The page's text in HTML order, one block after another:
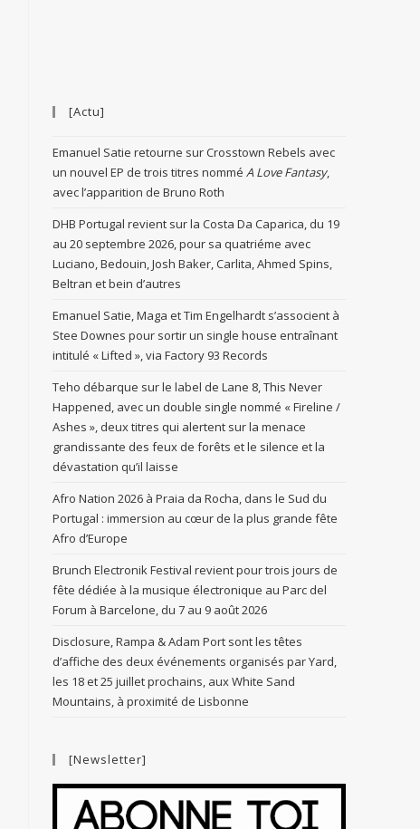
[Actu]
Emanuel Satie retourne sur Crosstown Rebels avec
un nouvel EP de trois titres nommé A Love Fantasy,
avec l’apparition de Bruno Roth
DHB Portugal revient sur la Costa Da Caparica, du 19
au 20 septembre 2026, pour sa quatriéme avec
Luciano, Bedouin, Josh Baker, Carlita, Ahmed Spins,
Beltran et bein d’autres
Emanuel Satie, Maga et Tim Engelhardt s’associent à
Stee Downes pour sortir un single house entraînant
intitulé « Lifted », via Factory 93 Records
Teho débarque sur le label de Lane 8, This Never
Happened, avec un double single nommé « Fireline /
Ashes », deux titres qui alertent sur la menace
grandissante des feux de forêts et le silence et la
dévastation qu’il laisse
Afro Nation 2026 à Praia da Rocha, dans le Sud du
Portugal : immersion au cœur de la plus grande fête
Afro d’Europe
Brunch Electronik Festival revient pour trois jours de
fête dédiée à la musique électronique au Parc del
Forum à Barcelone, du 7 au 9 août 2026
Disclosure, Rampa & Adam Port sont les têtes
d’affiche des deux événements organisés par Yard,
les 18 et 25 juillet prochains, aux White Sand
Mountains, à proximité de Lisbonne
[Newsletter]